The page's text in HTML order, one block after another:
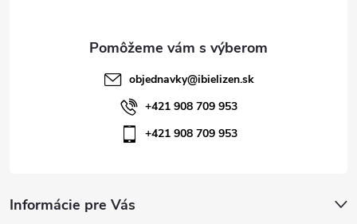
Informácie pre Vás
objednavky@ibielizen.sk
+421 908 709 953
+421 908 709 953